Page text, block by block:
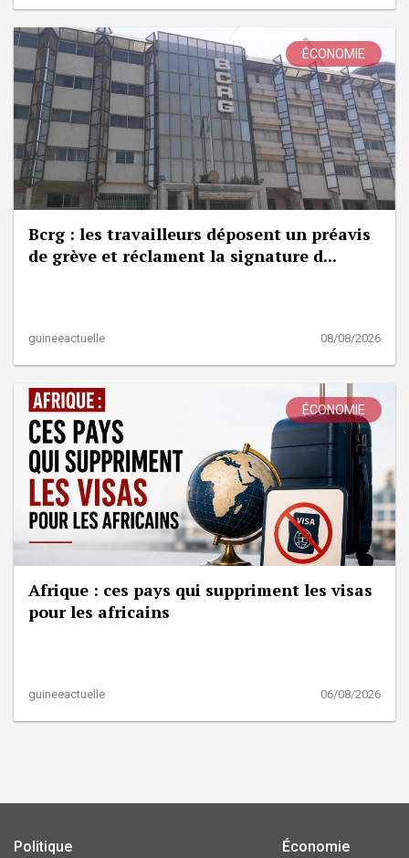
ÉCONOMIE
Bcrg : les travailleurs déposent un préavis
de grève et réclament la signature d...
guineeactuelle 08/08/2026
ÉCONOMIE
Afrique : ces pays qui suppriment les visas
pour les africains
guineeactuelle 06/08/2026
Politique Économie